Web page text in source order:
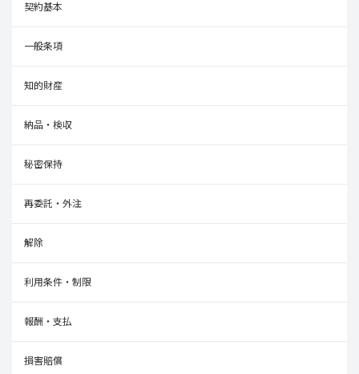
契約基本
一般条項
知的財産
納品・検収
秘密保持
再委託・外注
解除
利用条件・制限
報酬・支払
損害賠償